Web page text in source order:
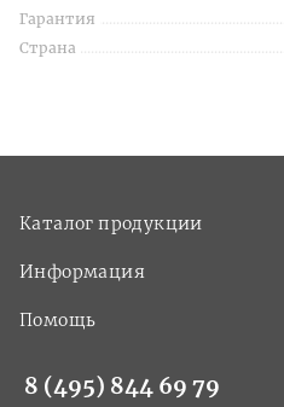
Гарантия
Страна
Каталог продукции
Информация
Помощь
8 (495) 844 69 79